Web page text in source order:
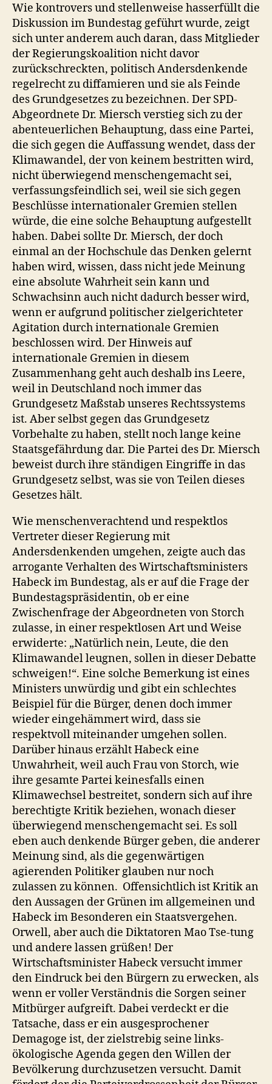
Wie kontrovers und stellenweise hasserfüllt die
Diskussion im Bundestag geführt wurde, zeigt
sich unter anderem auch daran, dass Mitglieder
der Regierungskoalition nicht davor
zurückschreckten, politisch Andersdenkende
regelrecht zu diffamieren und sie als Feinde
des Grundgesetzes zu bezeichnen. Der SPD-
Abgeordnete Dr. Miersch verstieg sich zu der
abenteuerlichen Behauptung, dass eine Partei,
die sich gegen die Auffassung wendet, dass der
Klimawandel, der von keinem bestritten wird,
nicht überwiegend menschengemacht sei,
verfassungsfeindlich sei, weil sie sich gegen
Beschlüsse internationaler Gremien stellen
würde, die eine solche Behauptung aufgestellt
haben. Dabei sollte Dr. Miersch, der doch
einmal an der Hochschule das Denken gelernt
haben wird, wissen, dass nicht jede Meinung
eine absolute Wahrheit sein kann und
Schwachsinn auch nicht dadurch besser wird,
wenn er aufgrund politischer zielgerichteter
Agitation durch internationale Gremien
beschlossen wird. Der Hinweis auf
internationale Gremien in diesem
Zusammenhang geht auch deshalb ins Leere,
weil in Deutschland noch immer das
Grundgesetz Maßstab unseres Rechtssystems
ist. Aber selbst gegen das Grundgesetz
Vorbehalte zu haben, stellt noch lange keine
Staatsgefährdung dar. Die Partei des Dr. Miersch
beweist durch ihre ständigen Eingriffe in das
Grundgesetz selbst, was sie von Teilen dieses
Gesetzes hält.
Wie menschenverachtend und respektlos
Vertreter dieser Regierung mit
Andersdenkenden umgehen, zeigte auch das
arrogante Verhalten des Wirtschaftsministers
Habeck im Bundestag, als er auf die Frage der
Bundestagspräsidentin, ob er eine
Zwischenfrage der Abgeordneten von Storch
zulasse, in einer respektlosen Art und Weise
erwiderte: „Natürlich nein, Leute, die den
Klimawandel leugnen, sollen in dieser Debatte
schweigen!“. Eine solche Bemerkung ist eines
Ministers unwürdig und gibt ein schlechtes
Beispiel für die Bürger, denen doch immer
wieder eingehämmert wird, dass sie
respektvoll miteinander umgehen sollen.
Darüber hinaus erzählt Habeck eine
Unwahrheit, weil auch Frau von Storch, wie
ihre gesamte Partei keinesfalls einen
Klimawechsel bestreitet, sondern sich auf ihre
berechtigte Kritik beziehen, wonach dieser
überwiegend menschengemacht sei. Es soll
eben auch denkende Bürger geben, die anderer
Meinung sind, als die gegenwärtigen
agierenden Politiker glauben nur noch
zulassen zu können. Offensichtlich ist Kritik an
den Aussagen der Grünen im allgemeinen und
Habeck im Besonderen ein Staatsvergehen.
Orwell, aber auch die Diktatoren Mao Tse-tung
und andere lassen grüßen! Der
Wirtschaftsminister Habeck versucht immer
den Eindruck bei den Bürgern zu erwecken, als
wenn er voller Verständnis die Sorgen seiner
Mitbürger aufgreift. Dabei verdeckt er die
Tatsache, dass er ein ausgesprochener
Demagoge ist, der zielstrebig seine links-
ökologische Agenda gegen den Willen der
Bevölkerung durchzusetzen versucht. Damit